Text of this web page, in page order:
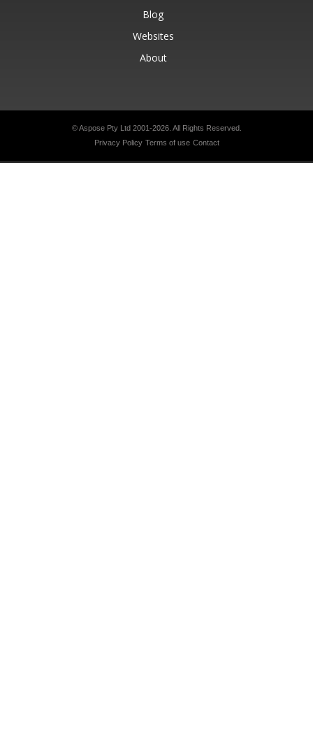
Blog
Websites
About
© Aspose Pty Ltd 2001-2026. All Rights Reserved.
Privacy Policy Terms of use Contact